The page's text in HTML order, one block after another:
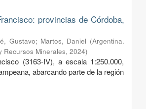
provincias de Córdoba,
Gustavo; Martos, Daniel (Argentina.
Recursos Minerales,2024)
(3163-IV), a escala 1:250.000,
abarcando parte de la región